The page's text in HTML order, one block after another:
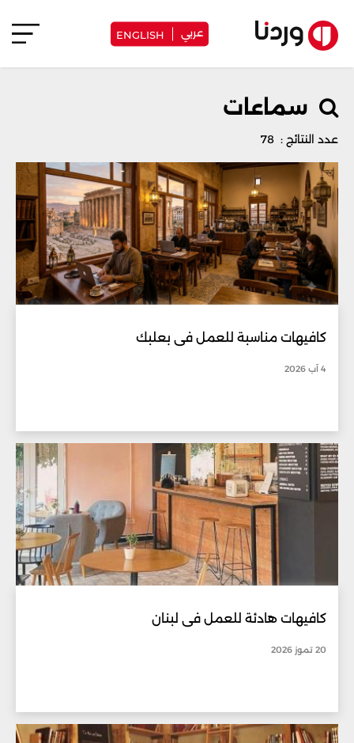
عربي ENGLISH
سماعات
عدد النتائج : 78
كافيهات مناسبة للعمل في بعلبك
4 آب 2026
كافيهات هادئة للعمل في لبنان
20 تموز 2026